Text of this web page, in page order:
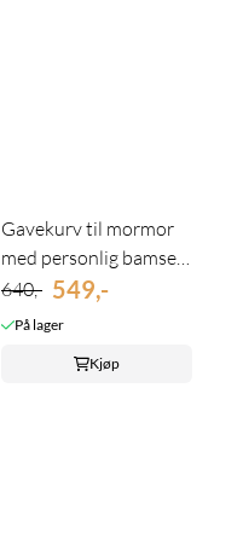
Gavekurv til mormor
med personlig bamse -
skriv ...
640,- 549,-
På lager
Kjøp